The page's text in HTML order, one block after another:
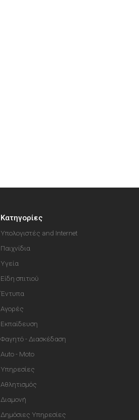
Κατηγορίες
Υπολογιστές and Internet
Παιχνίδια
Υγεία
Είδη σπιτιού
Έντυπα
Αγορές
Εκπαίδευση
Φαγητό - Διασκέδαση
Auto - Moto
Υπηρεσίες
Αθλητισμός
Διαμονή
Δημόσιες Υπηρεσίες